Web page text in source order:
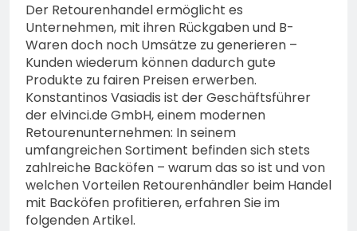
Erstmeldung: Waldbrand
zwischen Bad
Schwalbach-Hettenhain
und Taunusstein-
Seitzenhahn – rund 150
Einsatzkräfte im Einsatz
5. August 2026
POL-RTK:
Leitungswechsel bei der
Polizeidirektion
Rheingau-Taunus
5. August 2026
POL-OF: Abgelenkt und
bestohlen: Zeugen
gesucht!; Mercedes
angedotzt: Hinweise
erbeten und Wer hat den
Fahrraddieb gesehen?
5. August 2026
Der Retourenhandel ermöglicht es
Unternehmen, mit ihren Rückgaben und B-
Waren doch noch Umsätze zu generieren –
Kunden wiederum können dadurch gute
Produkte zu fairen Preisen erwerben.
Konstantinos Vasiadis ist der Geschäftsführer
der elvinci.de GmbH, einem modernen
Retourenunternehmen: In seinem
umfangreichen Sortiment befinden sich stets
zahlreiche Backöfen – warum das so ist und von
welchen Vorteilen Retourenhändler beim Handel
mit Backöfen profitieren, erfahren Sie im
folgenden Artikel.